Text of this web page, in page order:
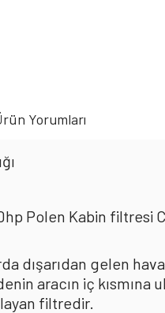
Yorumları
Polen Kabin filtresi
dışarıdan gelen
aracın iç
filtredir.